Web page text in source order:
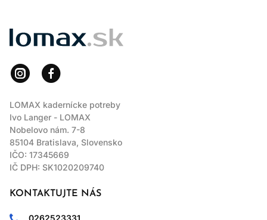
LOMAX
LOMAX kadernícke potreby
Ivo Langer - LOMAX
Nobelovo nám. 7-8
85104 Bratislava, Slovensko
IČO: 17345669
IČ DPH: SK1020209740
KONTAKTUJTE NÁS
0262523331